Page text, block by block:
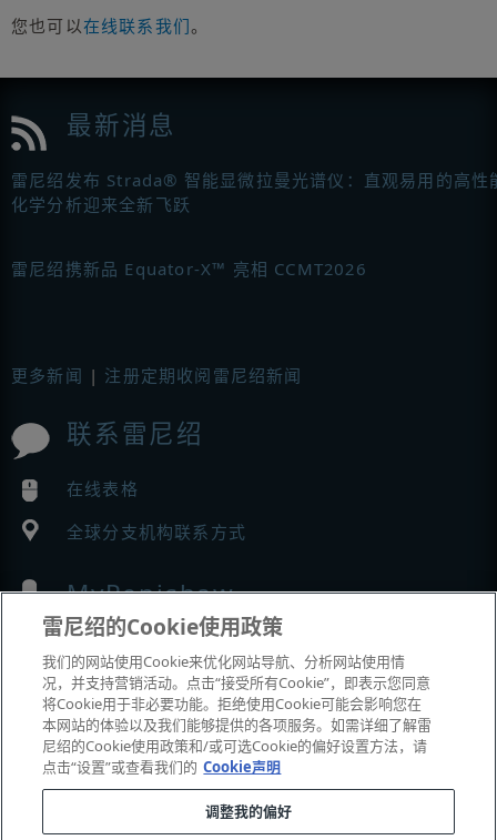
您也可以在线联系我们。
最新消息
雷尼绍发布 Strada® 智能显微拉曼光谱仪：直观易用的高性
化学分析迎来全新飞跃
雷尼绍携新品 Equator-X™ 亮相 CCMT2026
更多新闻 | 注册定期收阅雷尼绍新闻
联系雷尼绍
在线表格
全球分支机构联系方式
MyRenishaw
在线商城
展会与市场活动
我们参加的活动
雷尼绍的Cookie使用政策
我们的网站使用Cookie来优化网站导航、分析网站使用情
况，并支持营销活动。点击“接受所有Cookie”，即表示您同意
将Cookie用于非必要功能。拒绝使用Cookie可能会影响您在
本网站的体验以及我们能够提供的各项服务。如需详细了解雷
尼绍的Cookie使用政策和/或可选Cookie的偏好设置方法，请
点击“设置”或查看我们的 Cookie声明
调整我的偏好